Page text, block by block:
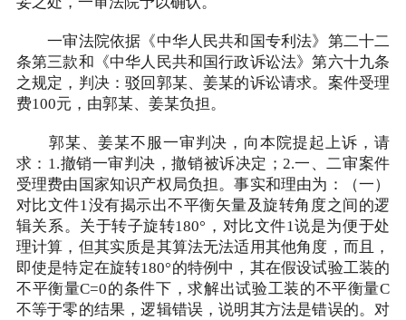
一审法院依据《中华人民共和国专利法》第二十二
条第三款和《中华人民共和国行政诉讼法》第六十九条
之规定，判决：驳回郭某、姜某的诉讼请求。案件受理
费100元，由郭某、姜某负担。
郭某、姜某不服一审判决，向本院提起上诉，请
求：1.撤销一审判决，撤销被诉决定；2.一、二审案件
受理费由国家知识产权局负担。事实和理由为：（一）
对比文件1没有揭示出不平衡矢量及旋转角度之间的逻
辑关系。关于转子旋转180°，对比文件1说是为便于处
理计算，但其实质是其算法无法适用其他角度，而且，
即使是特定在旋转180°的特例中，其在假设试验工装的
不平衡量C=0的条件下，求解出试验工装的不平衡量C
不等于零的结果，逻辑错误，说明其方法是错误的。对